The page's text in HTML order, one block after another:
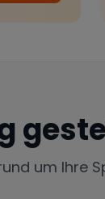
um Ihre